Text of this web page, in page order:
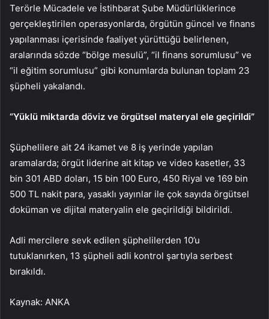
Terörle Mücadele ve İstihbarat Şube Müdürlüklerince
gerçekleştirilen operasyonlarda, örgütün güncel ve finans
yapılanması içerisinde faaliyet yürüttüğü belirlenen,
aralarında sözde “bölge mesulü”, “il finans sorumlusu” ve
“il eğitim sorumlusu” gibi konumlarda bulunan toplam 23
şüpheli yakalandı.
“Yüklü miktarda döviz ve örgütsel materyal ele geçirildi”
Şüphelilere ait 24 ikamet ve 8 iş yerinde yapılan
aramalarda; örgüt liderine ait kitap ve video kasetler, 33
bin 301 ABD doları, 15 bin 100 Euro, 450 Riyal ve 169 bin
500 TL nakit para, yasaklı yayınlar ile çok sayıda örgütsel
doküman ve dijital materyalin ele geçirildiği bildirildi.
Adli mercilere sevk edilen şüphelilerden 10’u
tutuklanırken, 13 şüpheli adli kontrol şartıyla serbest
bırakıldı.
Kaynak: ANKA